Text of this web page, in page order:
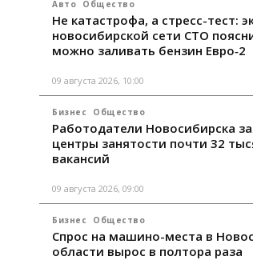
Авто Общество
Не катастрофа, а стресс-тест:
новосибирской сети СТО
можно заливать бензин Евро‑2
09 августа 2026, 10:00
Бизнес Общество
Работодатели Новосибирска
центры занятости почти 32
вакансий
09 августа 2026, 09:00
Бизнес Общество
Спрос на машино-места в
области вырос в полтора раза